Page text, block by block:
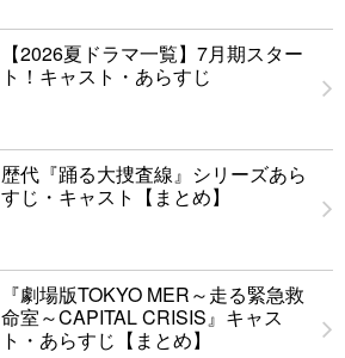
【2026夏ドラマ一覧】7月期スター
ト！キャスト・あらすじ
歴代『踊る大捜査線』シリーズあら
すじ・キャスト【まとめ】
『劇場版TOKYO MER～走る緊急救
命室～CAPITAL CRISIS』キャス
ト・あらすじ【まとめ】